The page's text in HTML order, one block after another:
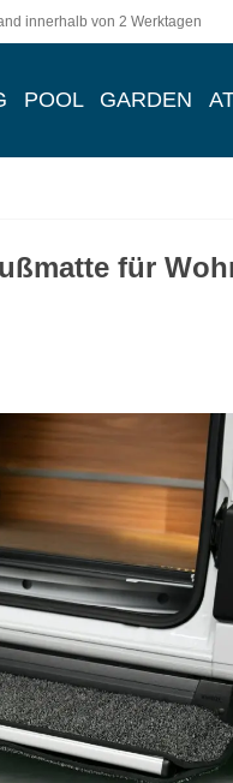
innerhalb von 2 Werktagen
POOL GARDEN
für